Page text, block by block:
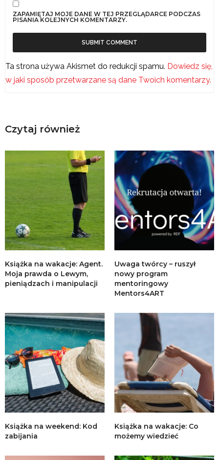
ZAPAMIĘTAJ MOJE DANE W TEJ PRZEGLĄDARCE PODCZAS
PISANIA KOLEJNYCH KOMENTARZY.
Ta strona używa Akismet do redukcji spamu. Dowiedz się,
w jaki sposób przetwarzane są dane Twoich komentarzy.
Czytaj również
Książka na wakacje: Agent.
Moja prawda o Lewym,
pieniądzach i manipulacji
Uwaga twórcy – ruszył
nowy program
mentoringowy
Mentors4ART
Książka na weekend: Kod
zabijania
Książka na wakacje: Co
możemy wiedzieć